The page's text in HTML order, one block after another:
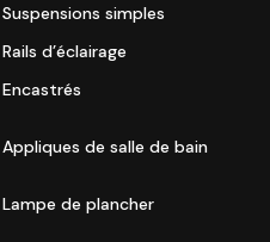
Suspensions simples
Rails d’éclairage
Encastrés
Appliques de salle de bain
Lampe de plancher